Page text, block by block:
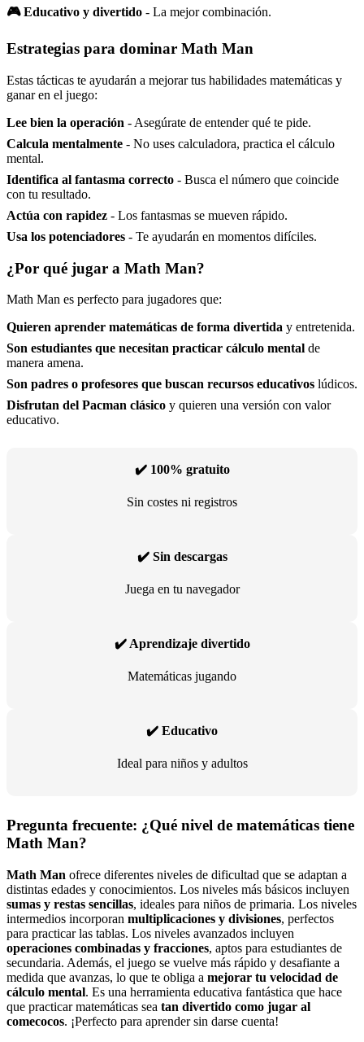
🎮 Educativo y divertido - La mejor combinación.
Estrategias para dominar Math Man
Estas tácticas te ayudarán a mejorar tus habilidades matemáticas y
ganar en el juego:
Lee bien la operación - Asegúrate de entender qué te pide.
Calcula mentalmente - No uses calculadora, practica el cálculo
mental.
Identifica al fantasma correcto - Busca el número que coincide
con tu resultado.
Actúa con rapidez - Los fantasmas se mueven rápido.
Usa los potenciadores - Te ayudarán en momentos difíciles.
¿Por qué jugar a Math Man?
Math Man es perfecto para jugadores que:
Quieren aprender matemáticas de forma divertida y entretenida.
Son estudiantes que necesitan practicar cálculo mental de
manera amena.
Son padres o profesores que buscan recursos educativos lúdicos.
Disfrutan del Pacman clásico y quieren una versión con valor
educativo.
✔️ 100% gratuito
Sin costes ni registros
✔️ Sin descargas
Juega en tu navegador
✔️ Aprendizaje divertido
Matemáticas jugando
✔️ Educativo
Ideal para niños y adultos
Pregunta frecuente: ¿Qué nivel de matemáticas tiene
Math Man?
Math Man ofrece diferentes niveles de dificultad que se adaptan a
distintas edades y conocimientos. Los niveles más básicos incluyen
sumas y restas sencillas, ideales para niños de primaria. Los niveles
intermedios incorporan multiplicaciones y divisiones, perfectos
para practicar las tablas. Los niveles avanzados incluyen
operaciones combinadas y fracciones, aptos para estudiantes de
secundaria. Además, el juego se vuelve más rápido y desafiante a
medida que avanzas, lo que te obliga a mejorar tu velocidad de
cálculo mental. Es una herramienta educativa fantástica que hace
que practicar matemáticas sea tan divertido como jugar al
comecocos. ¡Perfecto para aprender sin darse cuenta!